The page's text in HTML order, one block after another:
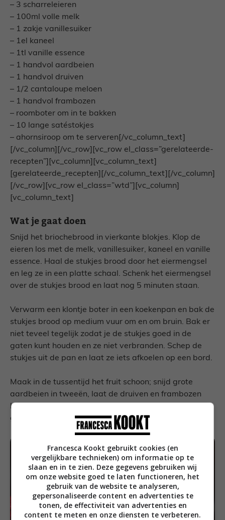
– 3 scharreleieren
– 100ml volle melk
– 1 zakje vanillesuiker
– 1el kaneel
– 1tl vanille essence
– 1 handvol aardbeien
– 1 handvol druiven
– 1/2 cantaloupe meloen
– 1 handvol frambozen
– roomboter om in te bakken
– 10 lange satéstokjes
– ahornsiroop om te serveren[/vc_column_text]
[/vc_column][/vc_row][vc_row el_class=”gerelateerde-
recepten”][vc_column][vc_column_text]
[gerelateerde_recepten][/vc_column_text][/vc_column]
[/vc_row][vc_row el_class=”wtd”][vc_column]
[vc_column_text]
Wat je gaat doen
Snijd het briochebrood in vierkante blokjes. Klop de
eieren los met de melk, vanillesuiker, kaneel en vanille
essence. Haal de stukjes brood door het eiermengsel
en leg ze in een platte schaal. Schenk het eiermengsel
over de stukjes brood en laat nog 5 minuten staan.
Verwarm een klontje boter in een koekenpan en bak de
stukjes brood op medium vuur om en om bruin. Bak er
niet teveel tegelijk zodat je de stukjes goed in de
gaten kunt houden en ze niet verbranden. Schep de
stukjes uit de pan en laat ze iets afkoelen op een bord.
Maak in de tussentijd het fruit schoon; snijd grote
aardbeien in tweeën, laat de druiven en frambozen
heel en snijd de meloen in stukken die ongeveer net zo
groot zijn als de stukken brood.
Francesca Kookt gebruikt cookies (en
vergelijkbare technieken) om informatie op te
slaan en in te zien. Deze gegevens gebruiken wij
om onze website goed te laten functioneren, het
gebruik van de website te analyseren,
gepersonaliseerde content en advertenties te
tonen, de effectiviteit van advertenties en
content te meten en onze diensten te verbeteren.